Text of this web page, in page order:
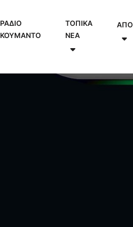
ΡΑΔΙΟ
ΚΟΥΜΑΝΤΟ
ΤΟΠΙΚΑ
NEA